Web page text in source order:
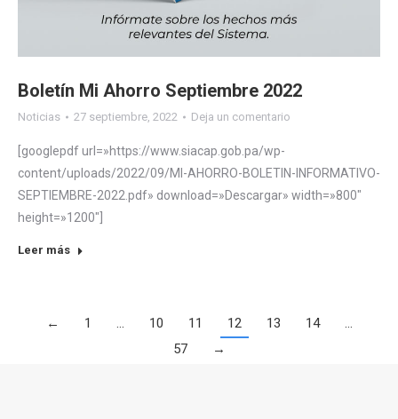
Boletín Mi Ahorro Septiembre 2022
Noticias 27 septiembre, 2022 Deja un comentario
[googlepdf url=»https://www.siacap.gob.pa/wp-
content/uploads/2022/09/MI-AHORRO-BOLETIN-INFORMATIVO-
SEPTIEMBRE-2022.pdf» download=»Descargar» width=»800″
height=»1200″]
Leer más
← 1 … 10 11 12 13 14
…
57
→